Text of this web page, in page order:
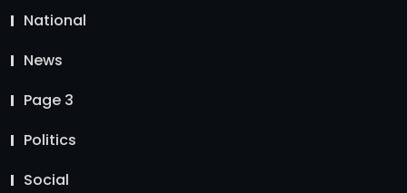
National
News
Page 3
Politics
Social